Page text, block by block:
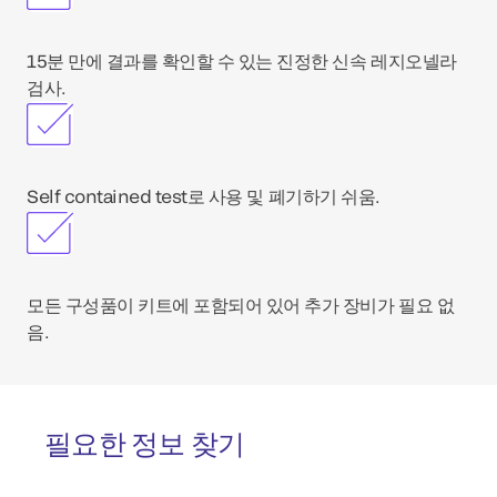
15분 만에 결과를 확인할 수 있는 진정한 신속 레지오넬라
검사.
Self contained test로 사용 및 폐기하기 쉬움.
모든 구성품이 키트에 포함되어 있어 추가 장비가 필요 없
음.
필요한 정보 찾기